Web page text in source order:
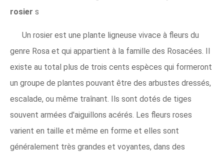
rosier s
Un rosier est une plante ligneuse vivace à fleurs du
genre Rosa et qui appartient à la famille des Rosacées. Il
existe au total plus de trois cents espèces qui formeront
un groupe de plantes pouvant être des arbustes dressés,
escalade, ou même traînant. Ils sont dotés de tiges
souvent armées d'aiguillons acérés. Les fleurs roses
varient en taille et même en forme et elles sont
généralement très grandes et voyantes, dans des